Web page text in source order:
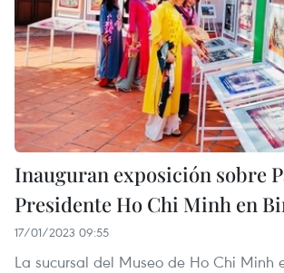
Inauguran exposición sobre
Presidente Ho Chi Minh en
17/01/2023 09:55
La sucursal del Museo de Ho Chi Minh